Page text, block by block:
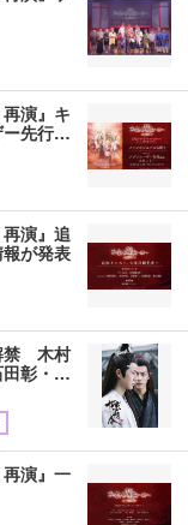
演』キ
ー先行…
演』追
が発表
禁 木村
田彰・…
演』一